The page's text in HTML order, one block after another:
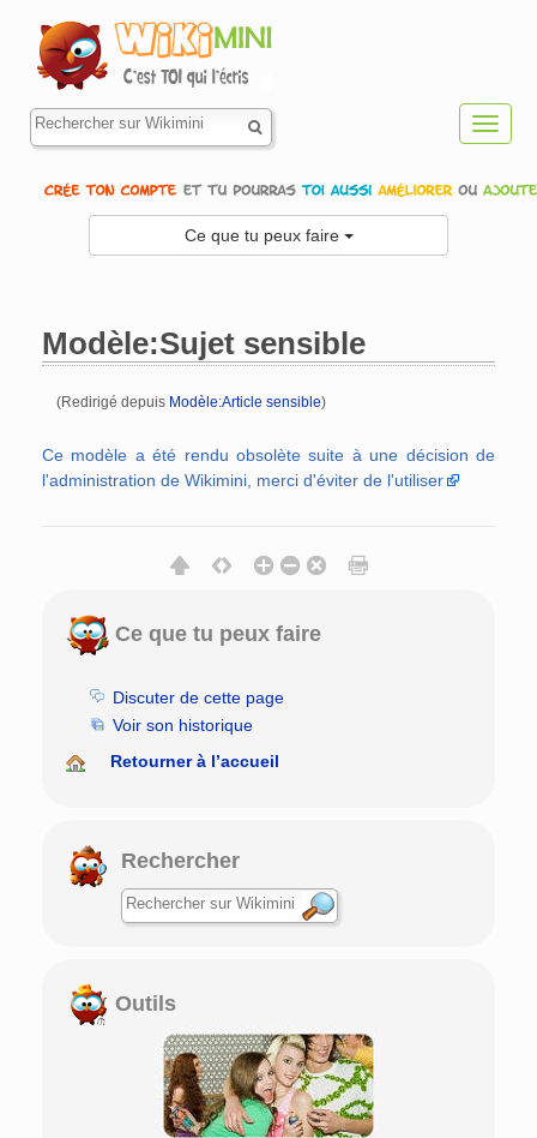
Ce que tu peux faire
Modèle:Sujet sensible
(Redirigé depuis Modèle:Article sensible)
Ce modèle a été rendu obsolète suite à une décision de
l'administration de Wikimini, merci d'éviter de l'utiliser
Ce que tu peux faire
Discuter de cette page
Voir son historique
Retourner à l’accueil
Rechercher
Outils